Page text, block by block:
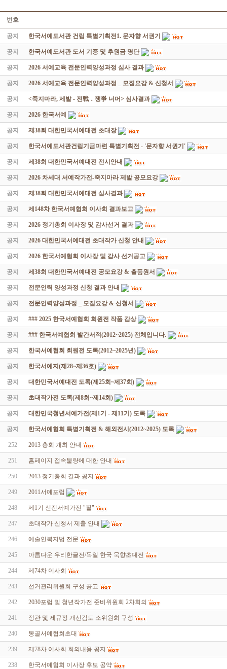
번호
공지 한국서예도서관 건립 특별기획전1. 문자향 서권기
공지 한국서예도서관 도서 기증 및 후원금 명단
공지 2026 서예교육 전문인력양성과정 심사 결과
공지 2026 서예교육 전문인력양성과정 _ 모집요강 & 신청서
공지 <죽지마라, 제발 - 전戰 ․ 쟁爭 너머> 심사결과
공지 2026 한국서예
공지 제38회 대한민국서예대전 초대장
공지 한국서예도서관건립기금마련 특별기획전 - '문자향 서권기'
공지 제38회 대한민국서예대전 전시안내
공지 2026 차세대 서예작가전-죽지마라 제발 공모요강
공지 제38회 대한민국서예대전 심사결과
공지 제148차 한국서예협회 이사회 결과보고
공지 2026 정기총회 이사장 및 감사선거 결과
공지 2026 대한민국서예대전 초대작가 신청 안내
공지 2026 한국서예협회 이사장 및 감사 선거공고
공지 제38회 대한민국서예대전 공모요강 & 출품원서
공지 전문인력 양성과정 신청 결과 안내
공지 전문인력양성과정 _ 모집요강 & 신청서
공지 ### 2025 한국서예협회 회원전 작품 감상
공지 ### 한국서예협회 발간서적(2012~2025) 전체입니다.
공지 한국서예협회 회원전 도록(2012~2025년)
공지 한국서예지(제28~제36호)
공지 대한민국서예대전 도록(제25회~제37회)
공지 초대작가전 도록(제8회~제14회)
공지 대한민국청년서예가전(제1기 - 제11기) 도록
공지 한국서예협회 특별기획전 & 해외전시(2012~2025) 도록
252 2013 총회 개최 안내
251 홈페이지 접속불량에 대한 안내
250 2013 정기총회 결과 공지
249 2011서예포럼
248 제1기 신진서예가전 "필"
247 초대작가 신청서 제출 안내
246 예술인복지법 전문
245 아름다운 우리한글전/독일 한국 묵향초대전
244 제74차 이사회
243 선거관리위원회 구성 공고
242 2030포럼 및 청년작가전 준비위원회 2차회의
241 정관 및 제규정 개선검토 소위원회 구성
240 몽골서예협회초대
239 제78차 이사회 회의내용 공지
238 한국서예협회 이사장 후보 공약